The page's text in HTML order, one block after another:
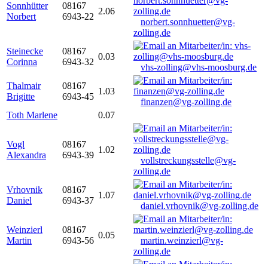
Sonnhütter
Norbert
08167
6943-22
2.06
norbert.sonnhuetter@vg-
zolling.de
Steinecke
Corinna
08167
6943-32
0.03
vhs-zolling@vhs-moosburg.de
Thalmair
Brigitte
08167
6943-45
1.03
finanzen@vg-zolling.de
Toth Marlene
0.07
Vogl
Alexandra
08167
6943-39
1.02
vollstreckungsstelle@vg-
zolling.de
Vrhovnik
Daniel
08167
6943-37
1.07
daniel.vrhovnik@vg-zolling.de
Weinzierl
Martin
08167
6943-56
0.05
martin.weinzierl@vg-
zolling.de